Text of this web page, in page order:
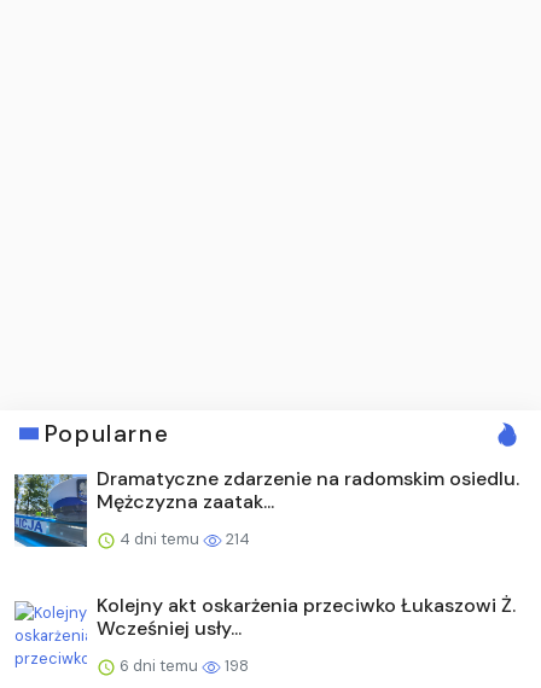
Popularne
Dramatyczne zdarzenie na radomskim osiedlu.
Mężczyzna zaatak...
4 dni temu 214
Kolejny akt oskarżenia przeciwko Łukaszowi Ż.
Wcześniej usły...
6 dni temu 198